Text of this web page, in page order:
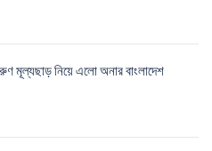
মূল্যছাড় নিয়ে এলো অনার বাংলাদেশ